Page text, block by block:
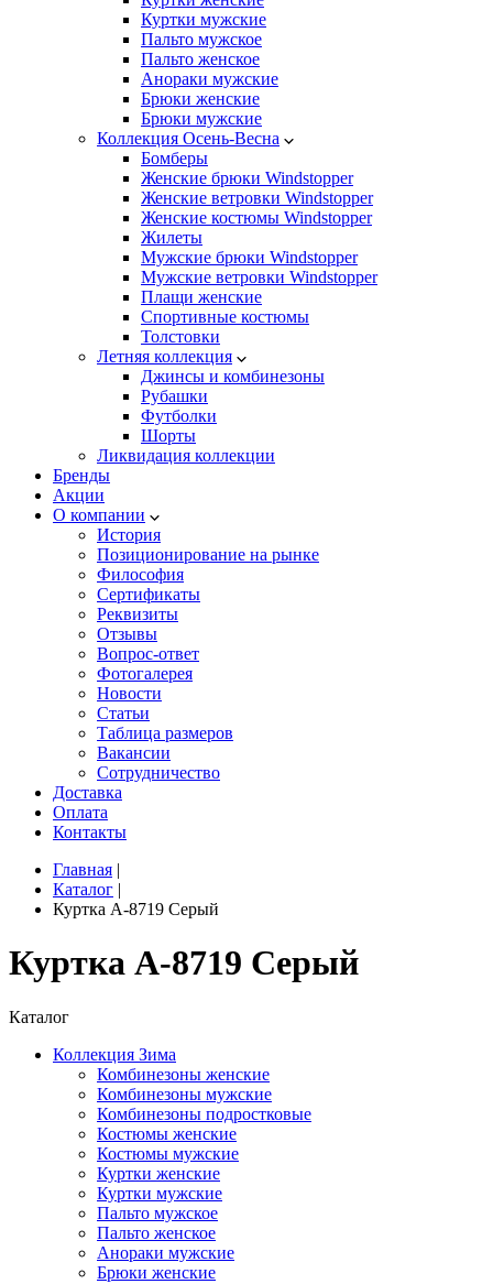
Куртки мужские
Пальто мужское
Пальто женское
Анораки мужские
Брюки женские
Брюки мужские
Коллекция Осень-Весна
Бомберы
Женские брюки Windstopper
Женские ветровки Windstopper
Женские костюмы Windstopper
Жилеты
Мужские брюки Windstopper
Мужские ветровки Windstopper
Плащи женские
Спортивные костюмы
Толстовки
Летняя коллекция
Джинсы и комбинезоны
Рубашки
Футболки
Шорты
Ликвидация коллекции
Бренды
Акции
О компании
История
Позиционирование на рынке
Философия
Сертификаты
Реквизиты
Отзывы
Вопрос-ответ
Фотогалерея
Новости
Статьи
Таблица размеров
Вакансии
Сотрудничество
Доставка
Оплата
Контакты
Главная |
Каталог |
Куртка A-8719 Серый
Куртка A-8719 Серый
Каталог
Коллекция Зима
Комбинезоны женские
Комбинезоны мужские
Комбинезоны подростковые
Костюмы женские
Костюмы мужские
Куртки женские
Куртки мужские
Пальто мужское
Пальто женское
Анораки мужские
Брюки женские